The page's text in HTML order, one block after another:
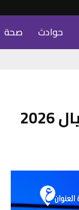
حوادث صحة
إنفانتينو: ترامب سيسلّم كأس مونديال 2026